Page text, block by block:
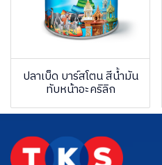
ปลาเบ็ด บาร์สโตน สีน้ำมัน
ทับหน้าอะคริลิก